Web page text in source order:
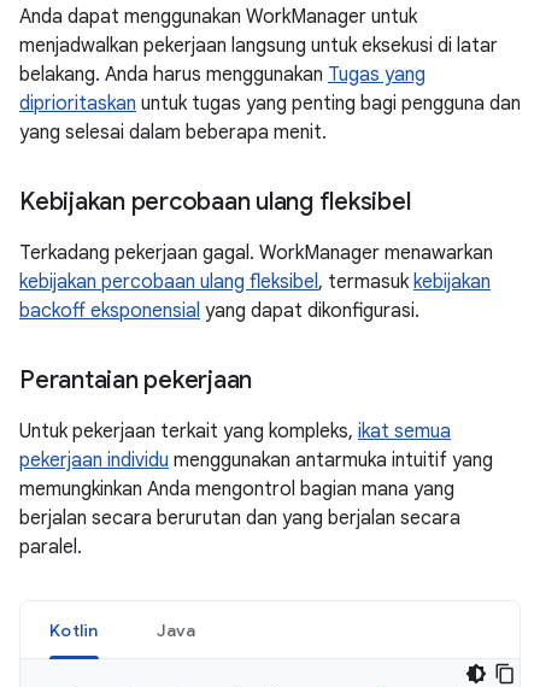
Anda dapat menggunakan WorkManager untuk
menjadwalkan pekerjaan langsung untuk eksekusi di latar
belakang. Anda harus menggunakan Tugas yang
diprioritaskan untuk tugas yang penting bagi pengguna dan
yang selesai dalam beberapa menit.
Kebijakan percobaan ulang fleksibel
Terkadang pekerjaan gagal. WorkManager menawarkan
kebijakan percobaan ulang fleksibel, termasuk kebijakan
backoff eksponensial yang dapat dikonfigurasi.
Perantaian pekerjaan
Untuk pekerjaan terkait yang kompleks, ikat semua
pekerjaan individu menggunakan antarmuka intuitif yang
memungkinkan Anda mengontrol bagian mana yang
berjalan secara berurutan dan yang berjalan secara
paralel.
Kotlin Java